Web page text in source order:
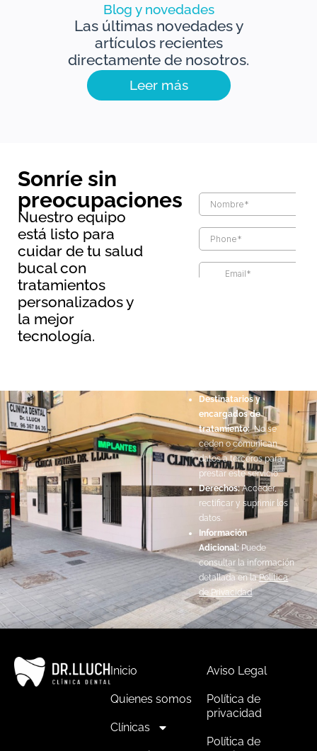
Blog y novedades
Las últimas novedades y
artículos recientes
directamente de nosotros.
Leer más
Destinatarios y
encargados de
tratamiento:No se
ceden o comunican
datos a terceros para
prestar este servicio.
Derechos:Acceder,
rectificar y suprimir los
datos.
Información
Adicional: Puede
consultar la información
detallada en laPolítica
de Privacidad.
Sonríe sin
preocupaciones
Nuestro equipo
está listo para
cuidar de tu salud
bucal con
tratamientos
personalizados y
la mejor
tecnología.
Inicio
Quienes somos
Clínicas
Aviso Legal
Política de
privacidad
Política de